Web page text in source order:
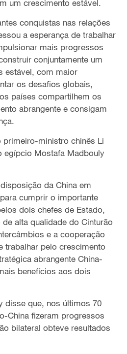
um crescimento estável.
conquistas nas relações
a esperança de trabalhar
mais progressos
conjuntamente um
estável, com maior
os desafios globais,
países compartilhem os
abrangente e consigam
primeiro-ministro chinês Li
egípcio Mostafa Madbouly
da China em
cumprir o importante
dois chefes de Estado,
alta qualidade do Cinturão
e a cooperação
trabalhar pelo crescimento
abrangente China-
benefícios aos dois
disse que, nos últimos 70
China fizeram progressos
bilateral obteve resultados